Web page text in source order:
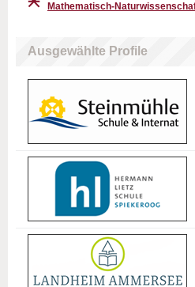
Mathematisch-
Ausgewählte Profile